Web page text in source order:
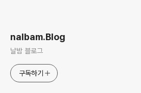
nalbam.Blog
날밤 블로그
구독하기